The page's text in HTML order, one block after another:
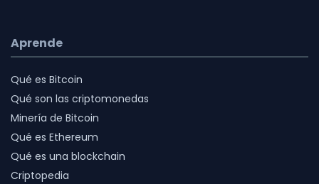
Aprende
Qué es Bitcoin
Qué son las criptomonedas
Minería de Bitcoin
Qué es Ethereum
Qué es una blockchain
Criptopedia